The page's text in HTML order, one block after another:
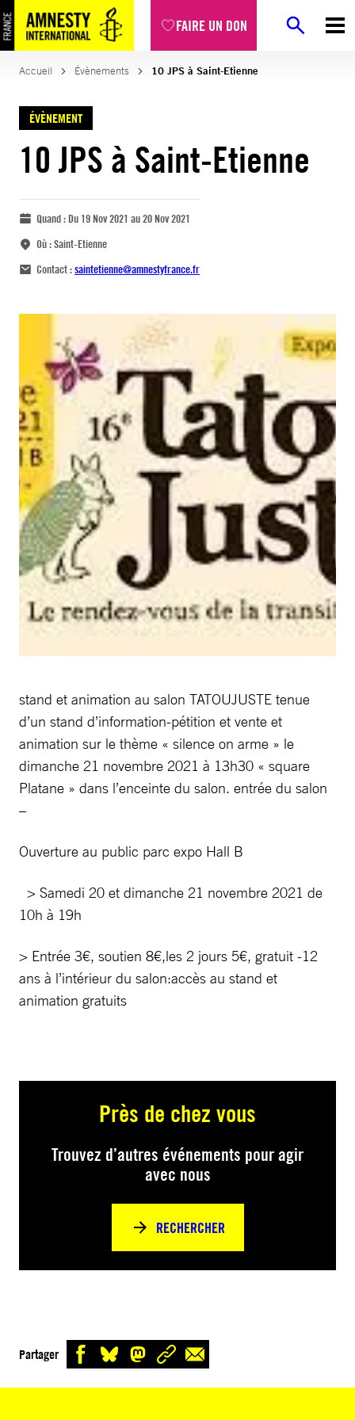
FAIRE UN DON
Accueil Évènements 10 JPS à Saint-Etienne
ÉVÈNEMENT
10 JPS à Saint-Etienne
Quand :Du 19 Nov 2021 au 20 Nov 2021
Où :Saint-Etienne
Contact :saintetienne@amnestyfrance.fr
stand et animation au salon TATOUJUSTE tenue
d’un stand d’information-pétition et vente et
animation sur le thème « silence on arme » le
dimanche 21 novembre 2021 à 13h30 « square
Platane » dans l’enceinte du salon. entrée du salon
–
Ouverture au public parc expo Hall B
> Samedi 20 et dimanche 21 novembre 2021 de
10h à 19h
> Entrée 3€, soutien 8€,les 2 jours 5€, gratuit -12
ans à l’intérieur du salon:accès au stand et
animation gratuits
Près de chez vous
Trouvez d’autres événements pour agir
avec nous
RECHERCHER
Partager